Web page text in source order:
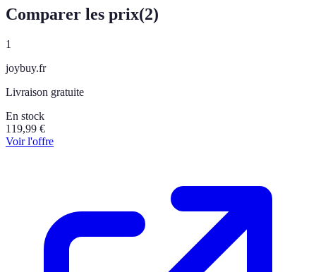
Comparer les prix(2)
1
joybuy.fr
Livraison gratuite
En stock
119,99 €
Voir l'offre